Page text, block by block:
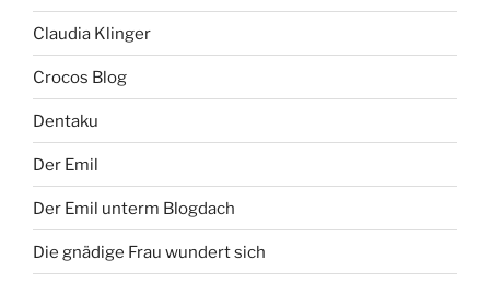
Claudia Klinger
Crocos Blog
Dentaku
Der Emil
Der Emil unterm Blogdach
Die gnädige Frau wundert sich